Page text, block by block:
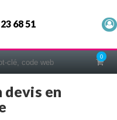
68 51
0
devis en